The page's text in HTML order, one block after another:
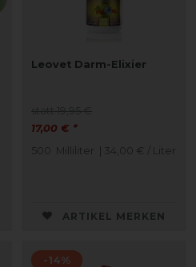
Leovet Darm-Elixier
17,00 € *
500 Milliliter | 34,00 € / Liter
ARTIKEL MERKEN
-14%